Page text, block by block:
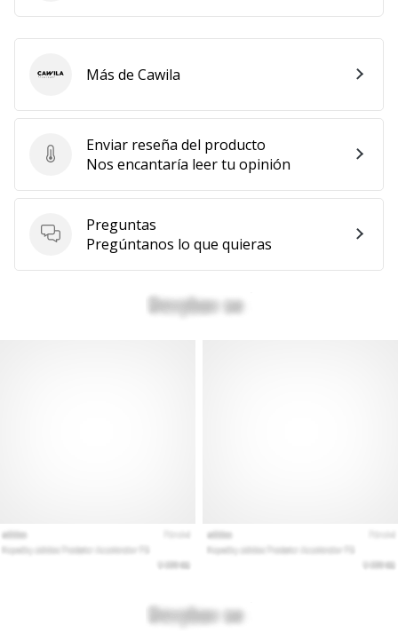
Enviar reseña del producto
Enviar reseña del producto
Nos encantaría leer tu opinión
Preguntas
Preguntas
Pregúntanos lo que quieras
CawilaMás de Cawila